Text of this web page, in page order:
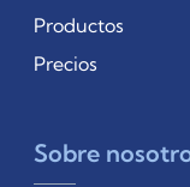
Productos
Precios
Sobre